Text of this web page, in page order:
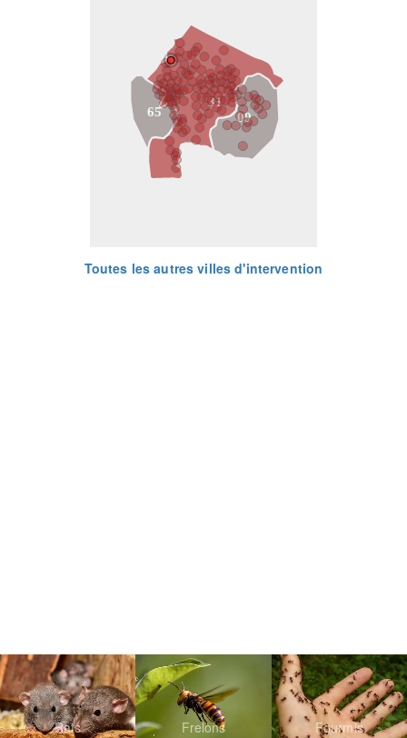
31
09
65
Toutes les autres villes d'intervention
Rats Frelons Fourmis